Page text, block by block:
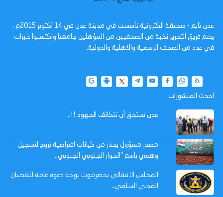
عدن تايم - صحيفة الكترونية تأسست في مدينة عدن في 14 أكتوبر 2015م ،
يضم فريق التحرير نخبة من الصحفيين من المؤهلين جامعيا واكتسبوا خبرات
في عدد من الصحف الرسمية والاهلية والدولية.
احدث المنشورات
عدن تستحق أن تتكاتف الجهود !!..
مصدر مسؤول يحذر من كيانات افتراضية تروج لتسجيل
وهمي باسم "الحوار الجنوبي الجنوبي..
المجلس الانتقالي بحضرموت يوجه دعوة عامة للعصيان
المدني السلمي..